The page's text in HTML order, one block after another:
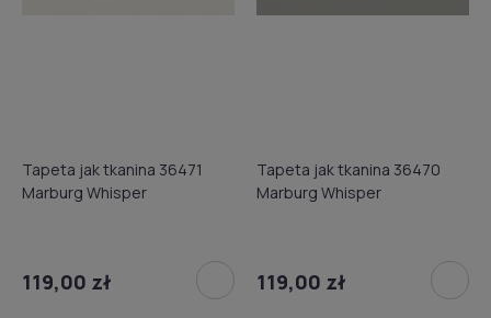
Tapeta jak tkanina 36471
Marburg Whisper
119,00 zł
Tapeta jak tkanina 36470
Marburg Whisper
119,00 zł